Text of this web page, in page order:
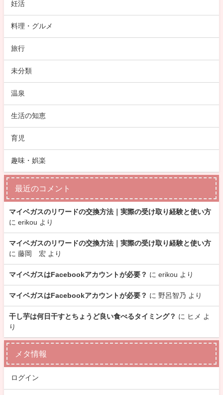
妊活
料理・グルメ
旅行
未分類
温泉
生活の知恵
育児
趣味・娯楽
最近のコメント
マイベガスのリワードの交換方法｜実際の受け取り経験と使い方
に erikou より
マイベガスのリワードの交換方法｜実際の受け取り経験と使い方
に 藤岡 宏 より
マイベガスはFacebookアカウントが必要？ に erikou より
マイベガスはFacebookアカウントが必要？ に 野呂智乃 より
干し芋は何日干すとちょうど良い食べるタイミング？ に ヒメ よ
り
メタ情報
ログイン